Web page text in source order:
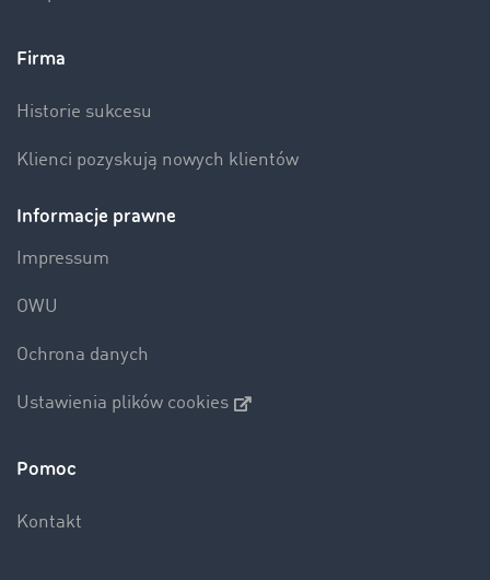
Firma
Historie sukcesu
Klienci pozyskują nowych klientów
Informacje prawne
Impressum
OWU
Ochrona danych
Ustawienia plików cookies
Pomoc
Kontakt